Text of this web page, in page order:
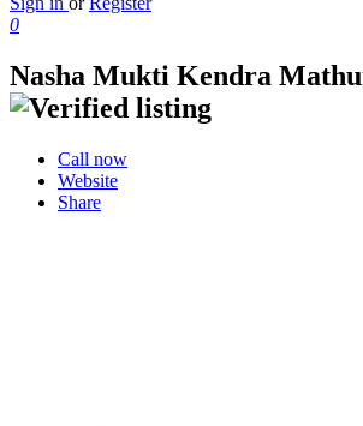
0
Nasha Mukti Kendra
Call now
Website
Share